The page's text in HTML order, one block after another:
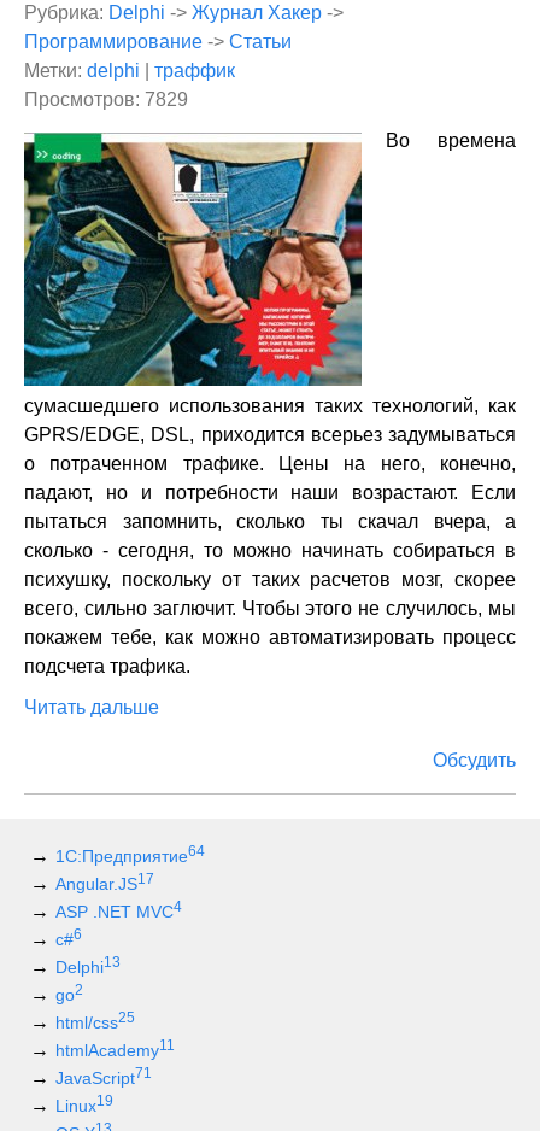
Рубрика: Delphi -> Журнал Хакер ->
Программирование -> Статьи
Метки: delphi
траффик
Просмотров: 7829
Во времена
сумасшедшего использования таких технологий, как
GPRS/EDGE, DSL, приходится всерьез задумываться
о потраченном трафике. Цены на него, конечно,
падают, но и потребности наши возрастают. Если
пытаться запомнить, сколько ты скачал вчера, а
сколько - сегодня, то можно начинать собираться в
психушку, поскольку от таких расчетов мозг, скорее
всего, сильно заглючит. Чтобы этого не случилось, мы
покажем тебе, как можно автоматизировать процесс
подсчета трафика.
Читать дальше
Обсудить
1С:Предприятие64
Angular.JS17
ASP .NET MVC4
c#6
Delphi13
go2
html/css25
htmlAcademy11
JavaScript71
Linux19